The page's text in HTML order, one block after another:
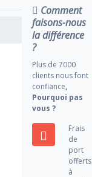
Comment
faisons-nous
la différence
?
Plus de 7000
clients nous font
confiance,
Pourquoi pas
vous ?
Frais
de
port
offerts
à